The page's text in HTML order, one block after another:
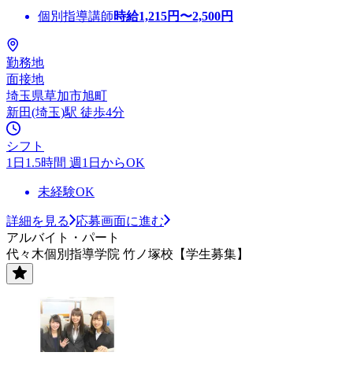
個別指導講師時給1,215円〜2,500円
勤務地
面接地
埼玉県草加市旭町
新田(埼玉)駅 徒歩4分
シフト
1日1.5時間 週1日からOK
未経験OK
詳細を見る
応募画面に進む
アルバイト・パート
代々木個別指導学院 竹ノ塚校【学生募集】